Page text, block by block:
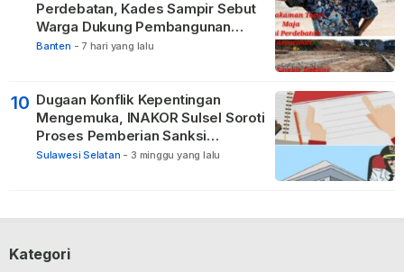
Perdebatan, Kades Sampir Sebut
Warga Dukung Pembangunan
TPBU karena Dinilai Bawa Manfaat
Banten - 7 hari yang lalu
10 Dugaan Konflik Kepentingan
Mengemuka, INAKOR Sulsel Soroti
Proses Pemberian Sanksi
terhadap ASN di Bone
Sulawesi Selatan - 3 minggu yang lalu
Kategori